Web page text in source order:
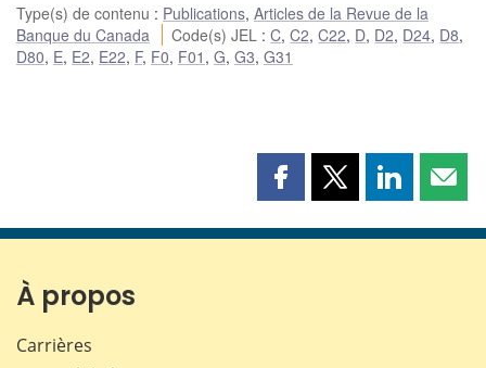
Type(s) de contenu : Publications, Articles de la Revue de la
Banque du Canada
Code(s) JEL :C,C2,C22, D, D2, D24, D8,
D80, E, E2, E22, F, F0, F01 , G, G3, G31
Partager
page
Partager
page
Partager
page page
À propos
Carrières